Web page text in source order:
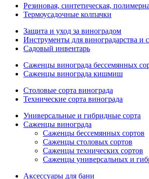
Резиновая, синтетическая,
Термоусадочные колпачки
Защита и уход за виноградом
Инструменты для виноградарства и
Садовый инвентарь
Саженцы винограда бессемянных
Саженцы винограда кишмиш
Столовые сорта винограда
Технические сорта винограда
Универсальные и гибридные сорта
Саженцы винограда
Саженцы бессемянных сортов
Саженцы столовых сортов
Саженцы технических сортов
Саженцы универсальных и
Аксессуары для бани